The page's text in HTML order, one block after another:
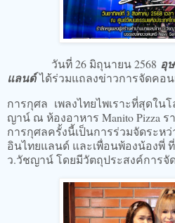
วันที่ 26 มิถุนายน 2568 อุ
แลนด์ได้ร่วมแถลงข่าวการจัดคอน
การกุศล เพลงไทยไพเราะที่สุดใน
ญาน์ ณ ห้องอาหาร Manito Pizza
การกุศลครั้งนี้เป็นการร่วมจัดระ
อินไทยแลนด์ และเพื่อนพ้องน้องพี่
ว.วัชญาน์ โดยมีวัตถุประสงค์การจั